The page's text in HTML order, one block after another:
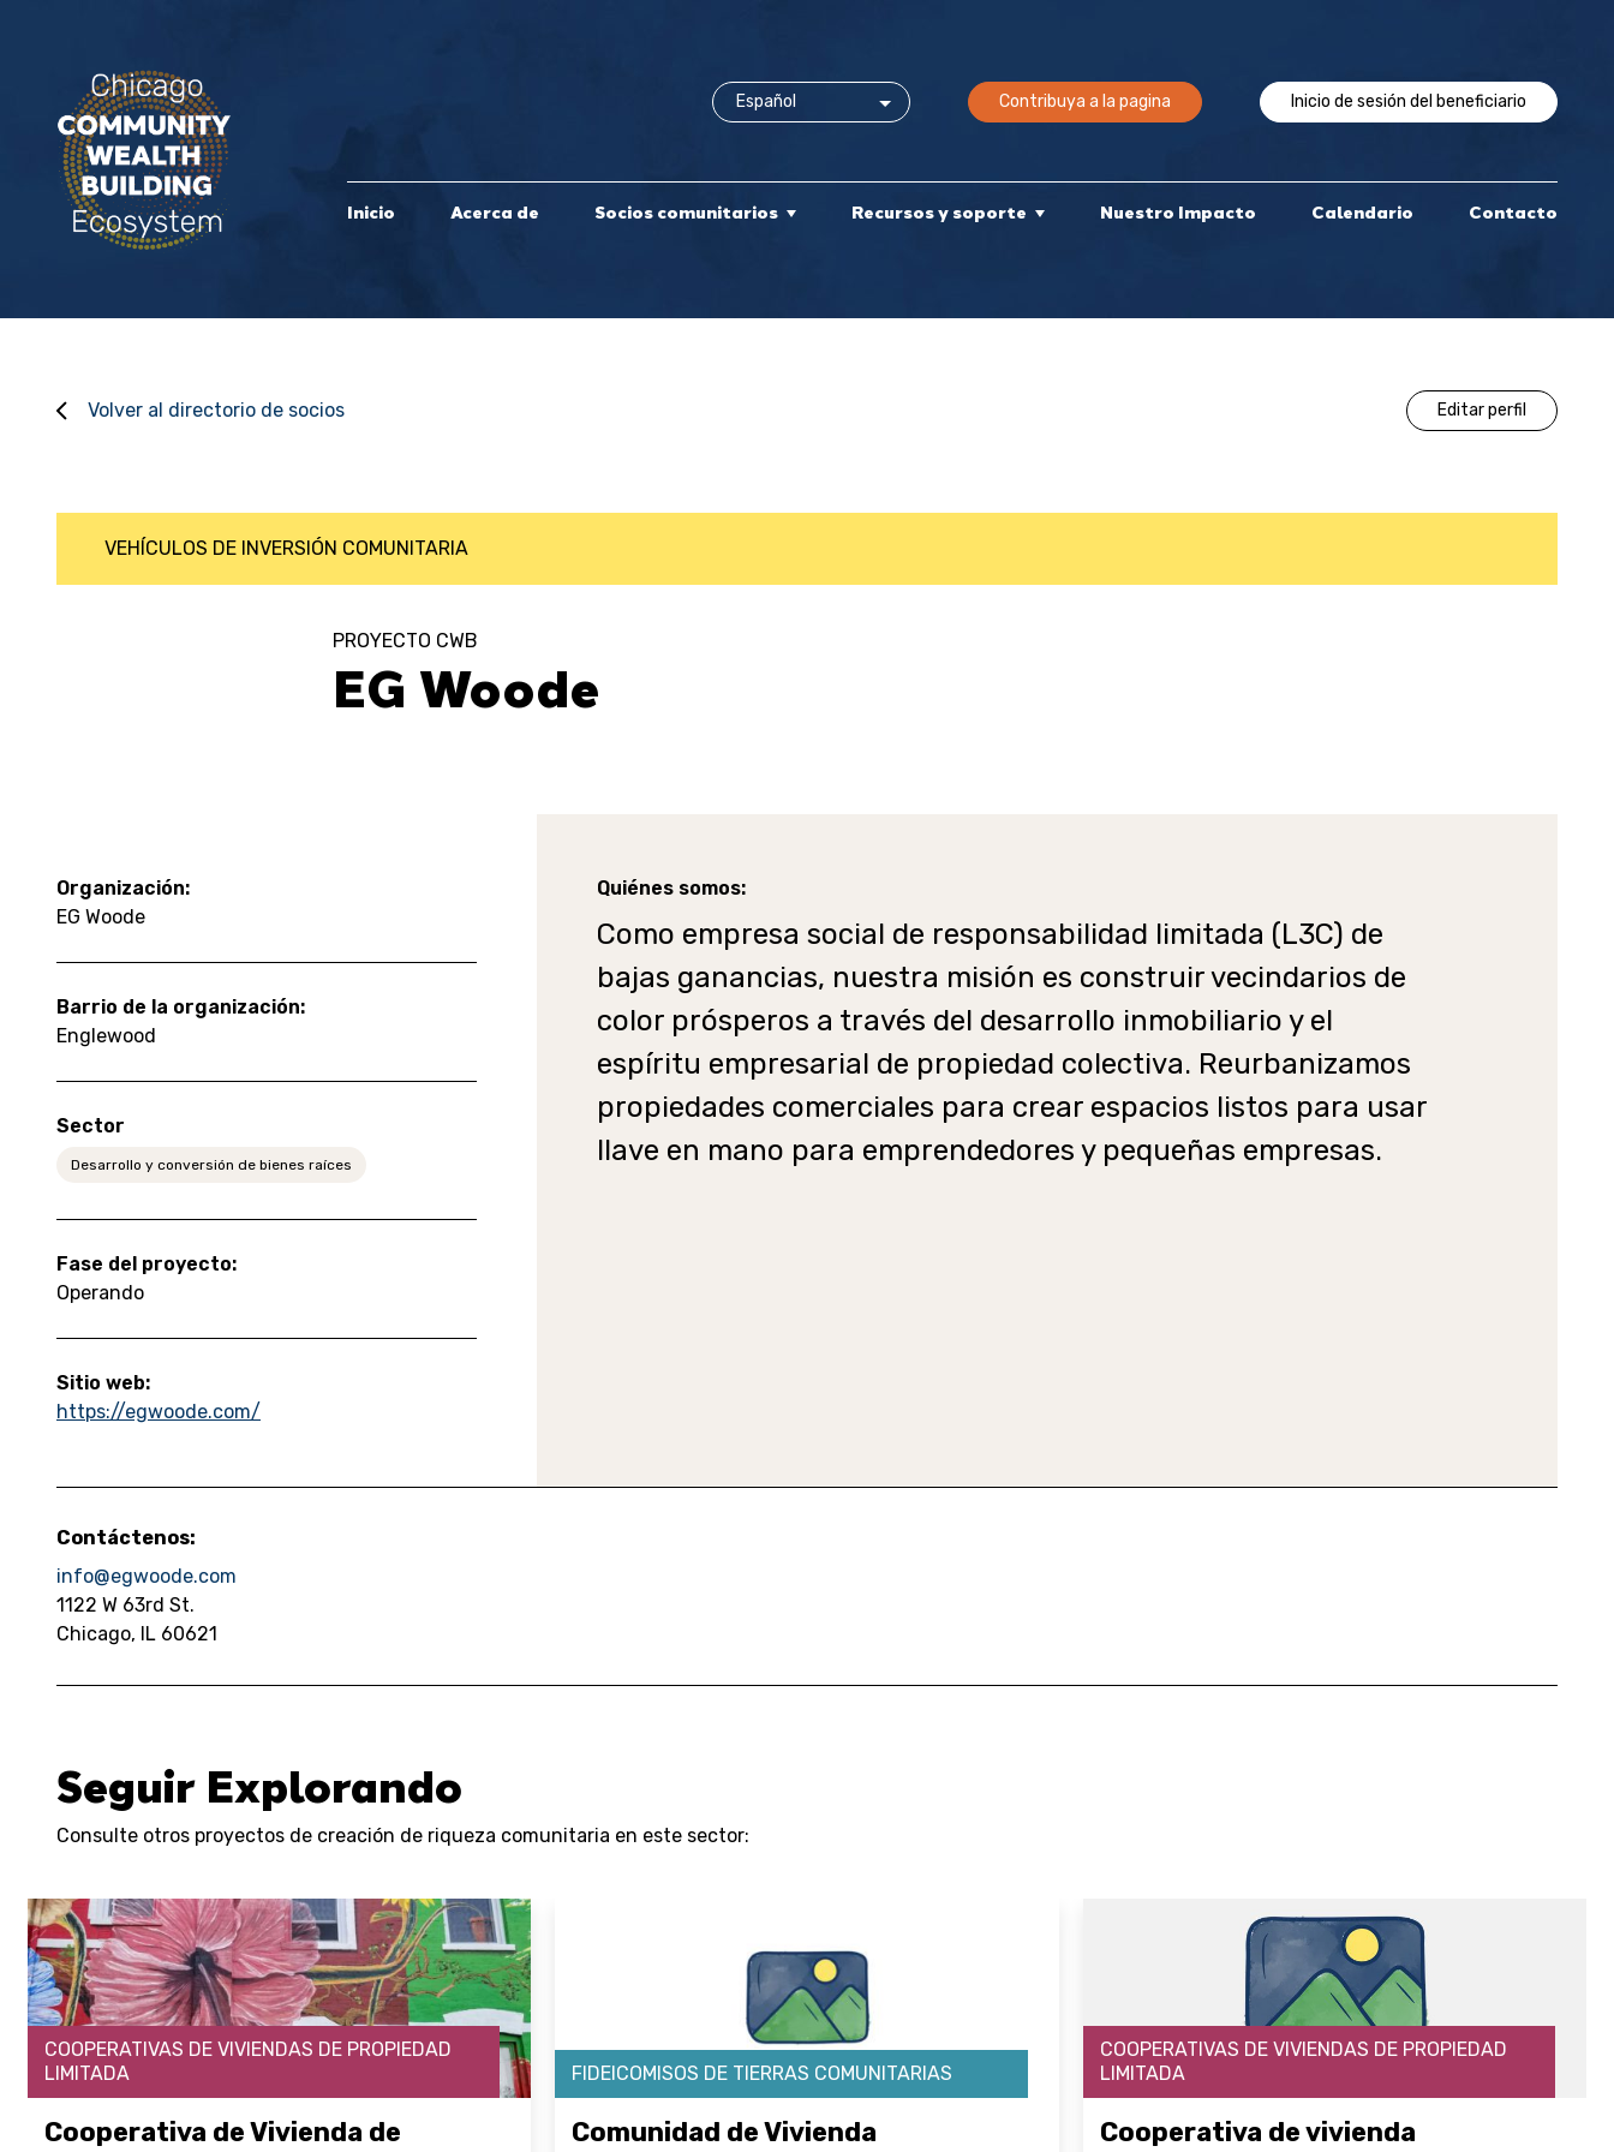
Contribuya a la pagina Inicio de sesión del beneficiario
Inicio Acerca de Socios comunitarios Recursos y soporte Nuestro Impacto Calendario Contacto
Volver al directorio de socios Editar perfil
VEHÍCULOS DE INVERSIÓN COMUNITARIA
PROYECTO CWB
EG Woode
Organización:
EG Woode
Barrio de la organización:
Englewood
Sector
Desarrollo y conversión de bienes raíces
Fase del proyecto:
Operando
Sitio web:
https://egwoode.com/
Quiénes somos:
Como empresa social de responsabilidad limitada (L3C) de
bajas ganancias, nuestra misión es construir vecindarios de
color prósperos a través del desarrollo inmobiliario y el
espíritu empresarial de propiedad colectiva. Reurbanizamos
propiedades comerciales para crear espacios listos para usar
llave en mano para emprendedores y pequeñas empresas.
Contáctenos:
info@egwoode.com
1122 W 63rd St.
Chicago, IL 60621
Seguir Explorando
Consulte otros proyectos de creación de riqueza comunitaria en este sector:
COOPERATIVAS DE VIVIENDAS DE PROPIEDAD
LIMITADA
Cooperativa de Vivienda de
FIDEICOMISOS DE TIERRAS COMUNITARIAS
Comunidad de Vivienda
COOPERATIVAS DE VIVIENDAS DE PROPIEDAD
LIMITADA
Cooperativa de vivienda